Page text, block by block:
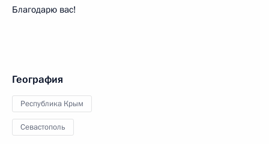
Благодарю вас!
География
Республика Крым
Севастополь